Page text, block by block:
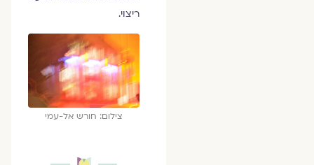
ריצוי.
צילום: חורש אל-עמי